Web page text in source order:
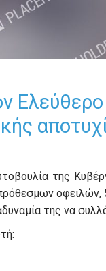
της
οφειλών,
της να